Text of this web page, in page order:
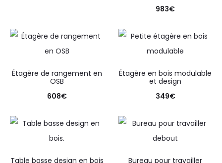
983€
Étagère de rangement en
OSB
608€
Étagère en bois modulable
et design
349€
Table basse design en bois
Bureau pour travailler